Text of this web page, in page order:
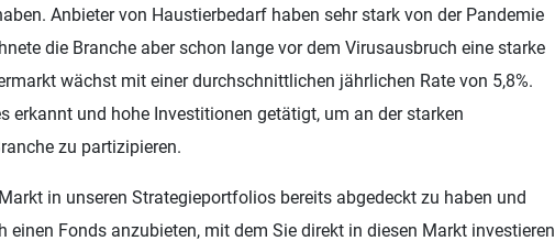
Anbieter von Haustierbedarf haben sehr stark von der Pandemie
die Branche aber schon lange vor dem Virusausbruch eine starke
wächst mit einer durchschnittlichen jährlichen Rate von 5,8%.
erkannt und hohe Investitionen getätigt, um an der starken
zu partizipieren.
in unseren Strategieportfolios bereits abgedeckt zu haben und
einen Fonds anzubieten, mit dem Sie direkt in diesen Markt investieren